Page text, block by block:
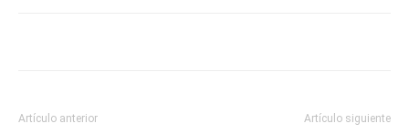
Artículo anterior Artículo siguiente